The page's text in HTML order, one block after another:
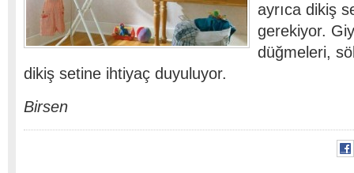
ayrıca dikiş
gerekiyor.
düğmeleri,
dikiş setine ihtiyaç duyuluyor.
Birsen